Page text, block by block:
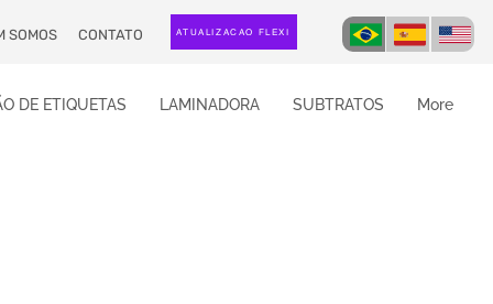
SOMOS CONTATO ATUALIZAÇÃO FLEXI
DE ETIQUETAS LAMINADORA SUBTRATOS More